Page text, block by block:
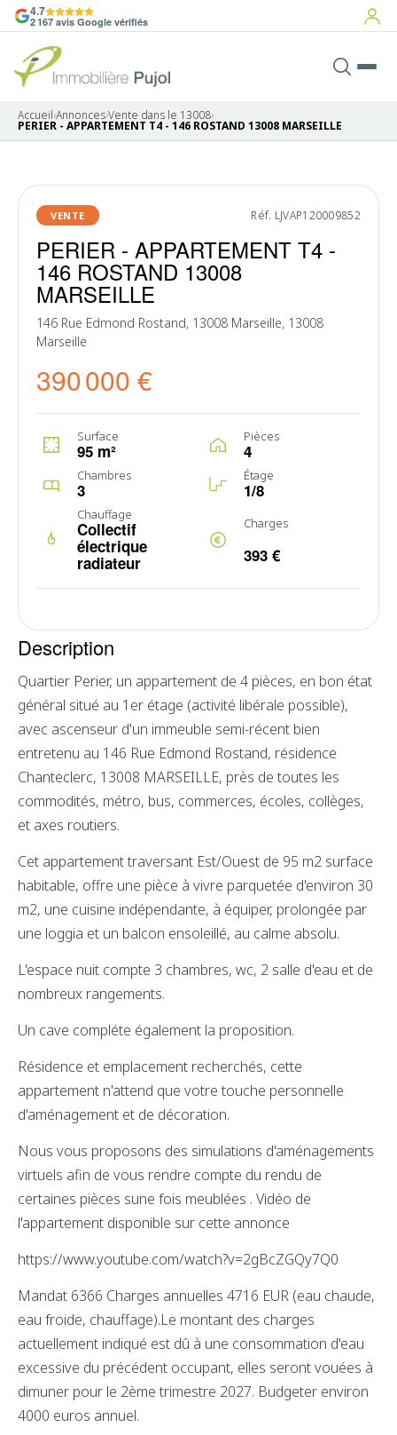
4.7
2 167 avis Google vérifiés
Accueil›Annonces›Vente dans le 13008›
PERIER - APPARTEMENT T4 - 146 ROSTAND 13008 MARSEILLE
VENTE Réf. LJVAP120009852
PERIER - APPARTEMENT T4 -
146 ROSTAND 13008
MARSEILLE
146 Rue Edmond Rostand, 13008 Marseille, 13008
Marseille
390 000 €
Surface
95 m²
Pièces
4
Chambres
3
Étage
1/8
Chauffage
Collectif
électrique
radiateur
Charges
393 €
Description
Quartier Perier, un appartement de 4 pièces, en bon état
général situé au 1er étage (activité libérale possible),
avec ascenseur d'un immeuble semi-récent bien
entretenu au 146 Rue Edmond Rostand, résidence
Chanteclerc, 13008 MARSEILLE, près de toutes les
commodités, métro, bus, commerces, écoles, collèges,
et axes routiers.
Cet appartement traversant Est/Ouest de 95 m2 surface
habitable, offre une pièce à vivre parquetée d'environ 30
m2, une cuisine indépendante, à équiper, prolongée par
une loggia et un balcon ensoleillé, au calme absolu.
L'espace nuit compte 3 chambres, wc, 2 salle d'eau et de
nombreux rangements.
Un cave compléte également la proposition.
Résidence et emplacement recherchés, cette
appartement n'attend que votre touche personnelle
d'aménagement et de décoration.
Nous vous proposons des simulations d'aménagements
virtuels afin de vous rendre compte du rendu de
certaines pièces sune fois meublées . Vidéo de
l'appartement disponible sur cette annonce
https://www.youtube.com/watch?v=2gBcZGQy7Q0
Mandat 6366 Charges annuelles 4716 EUR (eau chaude,
eau froide, chauffage).Le montant des charges
actuellement indiqué est dû à une consommation d'eau
excessive du précédent occupant, elles seront vouées à
dimuner pour le 2ème trimestre 2027. Budgeter environ
4000 euros annuel.